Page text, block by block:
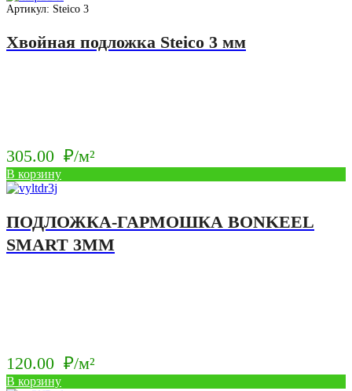
Артикул: Steico 3
Хвойная подложка Steico 3 мм
305.00 ₽/м²
В корзину
ПОДЛОЖКА-ГАРМОШКА BONKEEL
SMART 3ММ
120.00 ₽/м²
В корзину